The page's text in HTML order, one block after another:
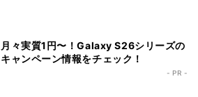
月々実質1円〜！Galaxy S26シリーズの
キャンペーン情報をチェック！
- PR -